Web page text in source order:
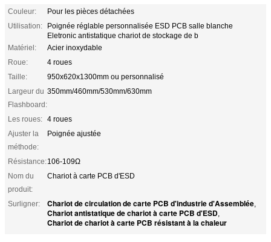
Couleur:
Pour les pièces détachées
Utilisation:
Poignée réglable personnalisée ESD PCB salle blanche
Eletronic antistatique chariot de stockage de b
Matériel:
Acier inoxydable
Roue:
4 roues
Taille:
950x620x1300mm ou personnalisé
Largeur du
Flashboard:
350mm/460mm/530mm/630mm
Les roues: 4 roues
Ajuster la
méthode:
Poignée ajustée
Résistance:106-109Ω
Nom du
produit:
Chariot à carte PCB d'ESD
Surligner: Chariot de circulation de carte PCB d'industrie d'Assemblée,
Chariot antistatique de chariot à carte PCB d'ESD,
Chariot de chariot à carte PCB résistant à la chaleur